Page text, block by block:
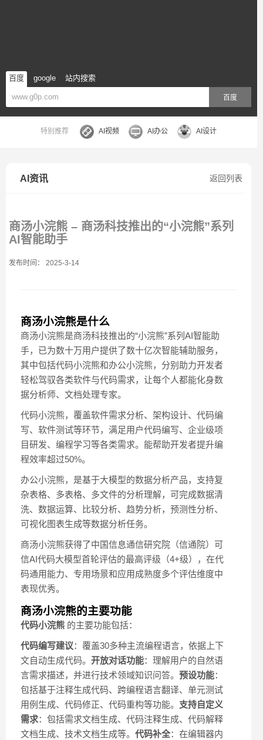
百度 google 站内搜索
百度
特别推荐 AI视频 AI办公 AI设计
返回列表
AI资讯
商汤小浣熊 – 商汤科技推出的“小浣熊”系列
AI智能助手
发布时间： 2025-3-14
商汤小浣熊是什么
商汤小浣熊是商汤科技推出的“小浣熊”系列AI智能助
手，已为数十万用户提供了数十亿次智能辅助服务，
其中包括代码小浣熊和办公小浣熊，分别助力开发者
轻松驾驭各类软件与代码需求，让每个人都能化身数
据分析师、文档处理专家。
代码小浣熊，覆盖软件需求分析、架构设计、代码编
写、软件测试等环节，满足用户代码编写、企业级项
目研发、编程学习等各类需求。能帮助开发者提升编
程效率超过50%。
办公小浣熊，是基于大模型的数据分析产品，支持复
杂表格、多表格、多文件的分析理解，可完成数据清
洗、数据运算、比较分析、趋势分析，预测性分析、
可视化图表生成等数据分析任务。
商汤小浣熊获得了中国信息通信研究院（信通院）可
信AI代码大模型首轮评估的最高评级（4+级），在代
码通用能力、专用场景和应用成熟度多个评估维度中
表现优秀。
商汤小浣熊的主要功能
代码小浣熊 的主要功能包括：
代码编写建议：覆盖30多种主流编程语言，依据上下
文自动生成代码。 开放对话功能：理解用户的自然语
言需求描述，并进行技术领域知识问答。 预设功能：
包括基于注释生成代码、跨编程语言翻译、单元测试
用例生成、代码修正、代码重构等功能。 支持自定义
需求：包括需求文档生成、代码注释生成、代码解释
文档生成、技术文档生成等。 代码补全：在编辑器内